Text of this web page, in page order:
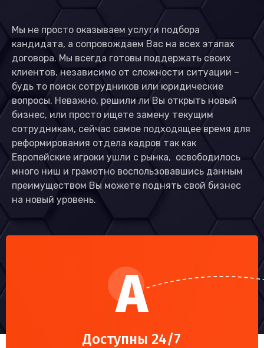
Мы не просто оказываем услуги подбора
кандидата, а сопровождаем Вас на всех этапах
договора. Мы всегда готовы поддержать своих
клиентов, независимо от сложности ситуации –
будь то поиск сотрудников или юридические
вопросы. Неважно, решили ли Вы открыть новый
бизнес, или просто ищете замену текущим
сотрудникам, сейчас самое подходящее время для
реформирования отдела кадров так как
Европейские игроки ушли с рынка, освободилось
много ниш и грамотно воспользовавшись данным
преимуществом Вы можете поднять свой бизнес
на новый уровень.
Доступны 24/7